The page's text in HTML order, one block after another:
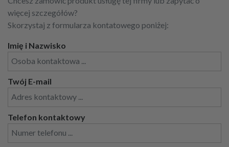
więcej szczegółów?
Skorzystaj z formularza kontatowego poniżej:
Imię i Nazwisko
Twój E-mail
Telefon kontaktowy